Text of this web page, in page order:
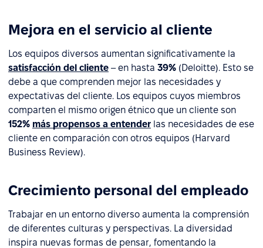
Mejora en el servicio al cliente
Los equipos diversos aumentan significativamente la
satisfacción del cliente – en hasta 39% (Deloitte). Esto se
debe a que comprenden mejor las necesidades y
expectativas del cliente. Los equipos cuyos miembros
comparten el mismo origen étnico que un cliente son
152% más propensos a entender las necesidades de ese
cliente en comparación con otros equipos (Harvard
Business Review).
Crecimiento personal del empleado
Trabajar en un entorno diverso aumenta la comprensión
de diferentes culturas y perspectivas. La diversidad
inspira nuevas formas de pensar, fomentando la